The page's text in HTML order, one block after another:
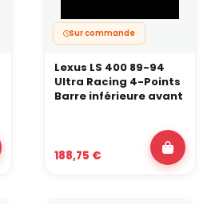
Sur commande
Lexus LS 400 89-94
Ultra Racing 4-Points
Barre inférieure avant
188,75 €